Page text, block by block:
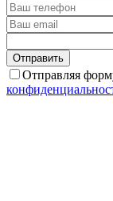
Отправляя